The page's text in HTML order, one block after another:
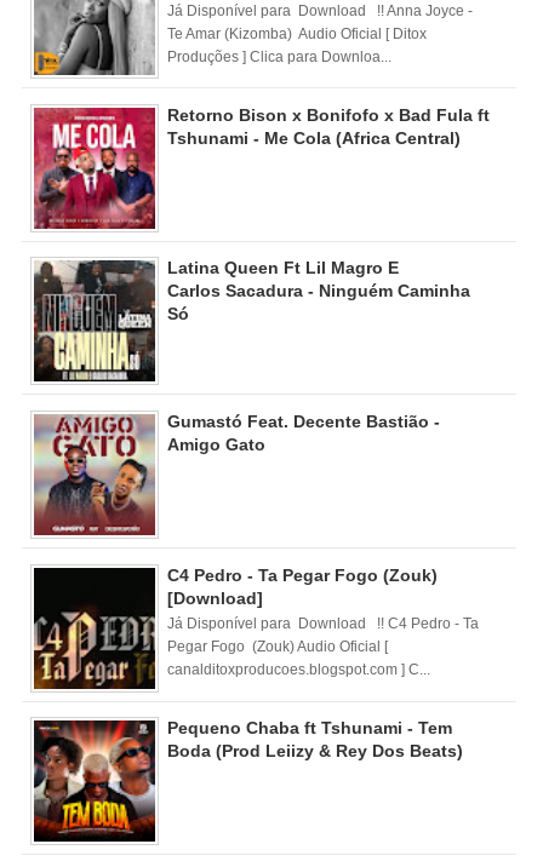
Já Disponível para Download !! Anna Joyce -
Te Amar (Kizomba) Audio Oficial [ Ditox
Produções ] Clica para Downloa...
Retorno Bison x Bonifofo x Bad Fula ft
Tshunami - Me Cola (Africa Central)
Latina Queen Ft Lil Magro E
Carlos Sacadura - Ninguém Caminha
Só
Gumastó Feat. Decente Bastião -
Amigo Gato
C4 Pedro - Ta Pegar Fogo (Zouk)
[Download]
Já Disponível para Download !! C4 Pedro - Ta
Pegar Fogo (Zouk) Audio Oficial [
canalditoxproducoes.blogspot.com ] C...
Pequeno Chaba ft Tshunami - Tem
Boda (Prod Leiizy & Rey Dos Beats)